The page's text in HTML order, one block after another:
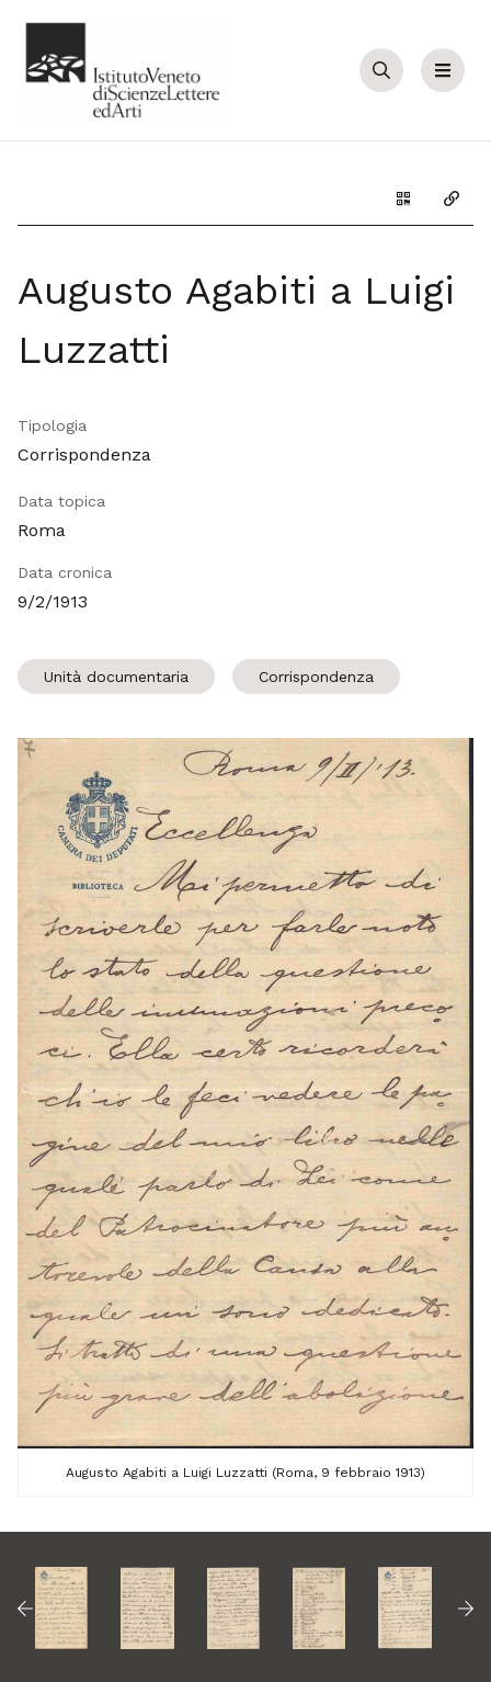
Cerca Menu
Genera il
Augusto Agabiti a Luigi
Luzzatti
Tipologia
Corrispondenza
Data topica
Roma
Data cronica
9/2/1913
Unità documentaria Corrispondenza
Augusto Agabiti a Luigi Luzzatti (Roma, 9 febbraio 1913)